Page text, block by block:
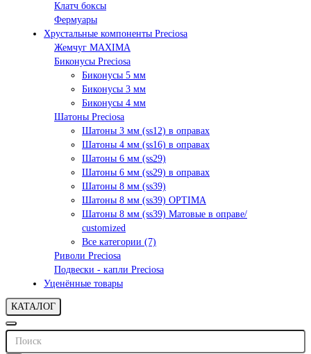
Клатч боксы
Фермуары
Хрустальные компоненты Preciosa
Жемчуг MAXIMA
Биконусы Preciosa
Биконусы 5 мм
Биконусы 3 мм
Биконусы 4 мм
Шатоны Preciosa
Шатоны 3 мм (ss12) в оправах
Шатоны 4 мм (ss16) в оправах
Шатоны 6 мм (ss29)
Шатоны 6 мм (ss29) в оправах
Шатоны 8 мм (ss39)
Шатоны 8 мм (ss39) OPTIMA
Шатоны 8 мм (ss39) Матовые в оправе/
customized
Все категории (7)
Риволи Preciosa
Подвески - капли Preciosa
Уценённые товары
КАТАЛОГ